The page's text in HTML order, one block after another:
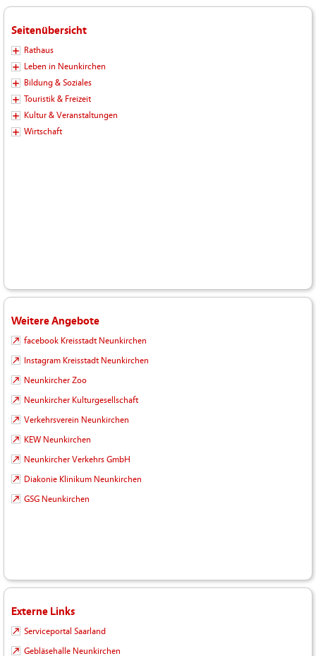
Seitenübersicht
Rathaus
Leben in Neunkirchen
Bildung & Soziales
Touristik & Freizeit
Kultur & Veranstaltungen
Wirtschaft
Weitere Angebote
facebook Kreisstadt Neunkirchen
Instagram Kreisstadt Neunkirchen
Neunkircher Zoo
Neunkircher Kulturgesellschaft
Verkehrsverein Neunkirchen
KEW Neunkirchen
Neunkircher Verkehrs GmbH
Diakonie Klinikum Neunkirchen
GSG Neunkirchen
Externe Links
Serviceportal Saarland
Gebläsehalle Neunkirchen